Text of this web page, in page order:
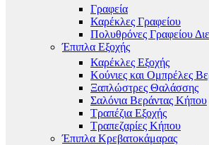
Γραφεία
Καρέκλες Γραφείου
Πολυθρόνες Γραφείου
Έπιπλα Εξοχής
Καρέκλες Εξοχής
Κούνιες και Ομπρέλες
Ξαπλώστρες Θαλάσσης
Σαλόνια Βεράντας Κήπου
Τραπέζια Εξοχής
Τραπεζαρίες Κήπου
Έπιπλα Κρεβατοκάμαρας